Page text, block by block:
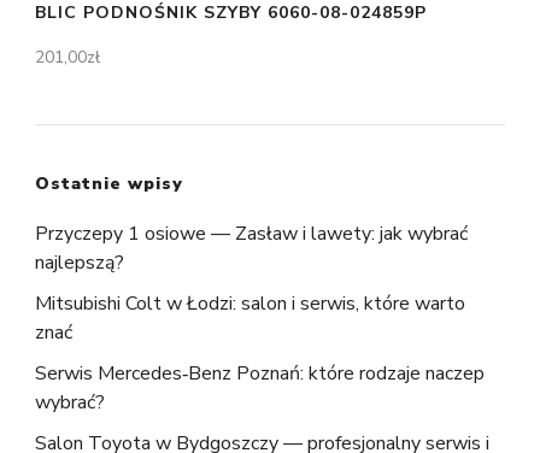
BLIC PODNOŚNIK SZYBY 6060-08-024859P
201,00zł
Ostatnie wpisy
Przyczepy 1 osiowe — Zasław i lawety: jak wybrać
najlepszą?
Mitsubishi Colt w Łodzi: salon i serwis, które warto
znać
Serwis Mercedes‑Benz Poznań: które rodzaje naczep
wybrać?
Salon Toyota w Bydgoszczy — profesjonalny serwis i